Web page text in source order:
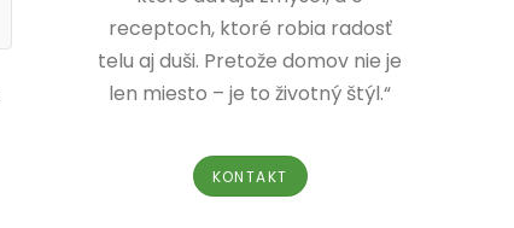
receptoch, ktoré robia radosť
telu aj duši. Pretože domov nie je
len miesto – je to životný štýl.“
KONTAKT